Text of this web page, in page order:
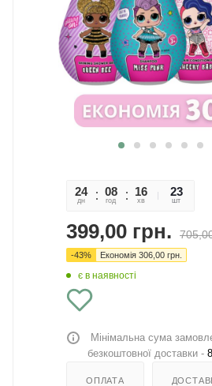
24
дн
08
год
16
хв
24
сек
23
шт
399,00 грн.
-43% Економія 306,00 грн.
є в наявності
Мінімальна сума
безкоштовної доставки -
ОПЛАТА